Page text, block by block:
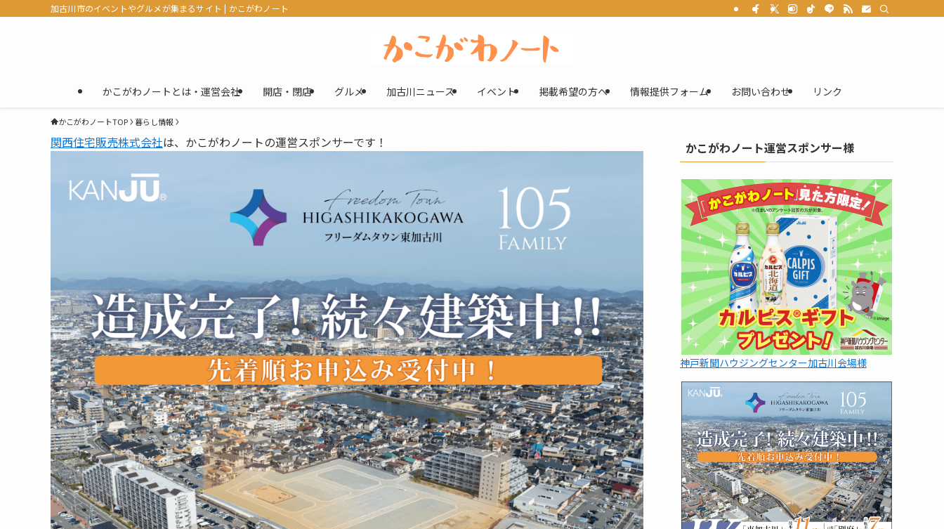
加古川市のイベントやグルメが集まるサイト | かこがわノート
かこがわノートとは・運営会社 開店・閉店 グルメ 加古川ニュース イベント 掲載希望の方へ 情報提供フォーム お問い合わせ リンク
かこがわノートTOP 暮らし情報
関西住宅販売株式会社は、かこがわノートの運営スポンサーです！ かこがわノート運営スポンサー様
神戸新聞ハウジングセンター加古川会場様